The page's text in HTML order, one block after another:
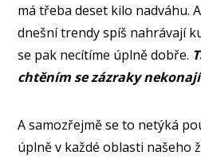
má třeba deset kilo nadváhu.
dnešní trendy spíš nahrávají
se pak necítíme úplně dobře.
chtěním se zázraky
A samozřejmě se to netýká
úplně v každé oblasti našeho